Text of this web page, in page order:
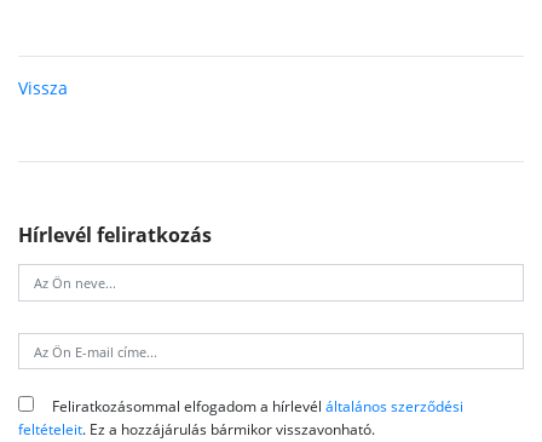
Vissza
Hírlevél feliratkozás
Feliratkozásommal elfogadom a hírlevél általános szerződési
feltételeit. Ez a hozzájárulás bármikor visszavonható.